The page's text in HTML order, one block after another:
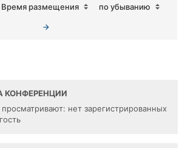
Время размещения по убыванию
КОНФЕРЕНЦИИ
нет зарегистрированных